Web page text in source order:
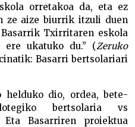
orretakoa da, eta ez
ze aize biurrik itzuli duen
Txirritaren eskola
ere ukatuko du.” (Zeruko
Basarri bertsolariari
helduko dio, ordea, bete-
bertsolaria vs
Eta Basarriren proiektua